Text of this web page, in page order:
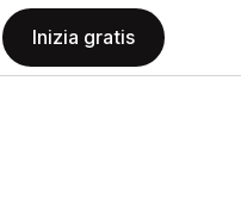
Inizia gratis